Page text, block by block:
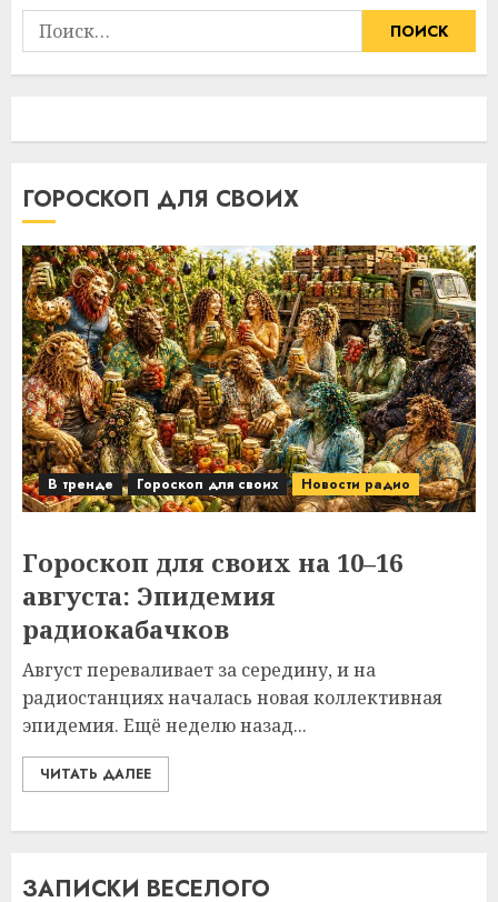
Найти:
ГОРОСКОП ДЛЯ СВОИХ
В тренде Гороскоп для своих Новости радио
Гороскоп для своих на 10–16
августа: Эпидемия
радиокабачков
Август переваливает за середину, и на
радиостанциях началась новая коллективная
эпидемия. Ещё неделю назад...
ЧИТАТЬ ДАЛЕЕ
ЗАПИСКИ ВЕСЕЛОГО